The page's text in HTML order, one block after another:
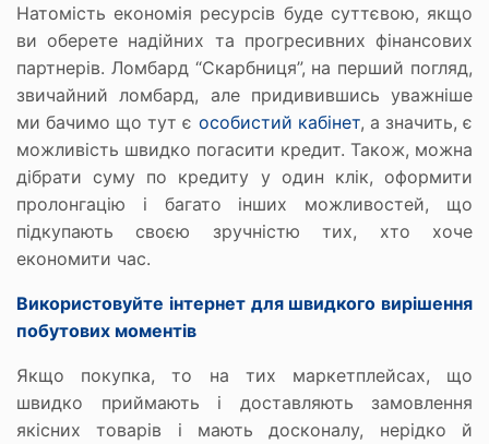
Натомість економія ресурсів буде суттєвою, якщо
ви оберете надійних та прогресивних фінансових
партнерів. Ломбард “Скарбниця”, на перший погляд,
звичайний ломбард, але придивившись уважніше
ми бачимо що тут є особистий кабінет, а значить, є
можливість швидко погасити кредит. Також, можна
дібрати суму по кредиту у один клік, оформити
пролонгацію і багато інших можливостей, що
підкупають своєю зручністю тих, хто хоче
економити час.
Використовуйте інтернет для швидкого вирішення
побутових моментів
Якщо покупка, то на тих маркетплейсах, що
швидко приймають і доставляють замовлення
якісних товарів і мають досконалу, нерідко й